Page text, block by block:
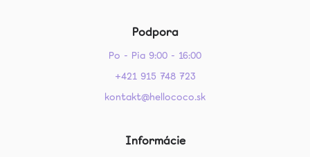
Podpora
Po - Pia 9:00 - 16:00
+421 915 748 723
kontakt@hellococo.sk
Informácie